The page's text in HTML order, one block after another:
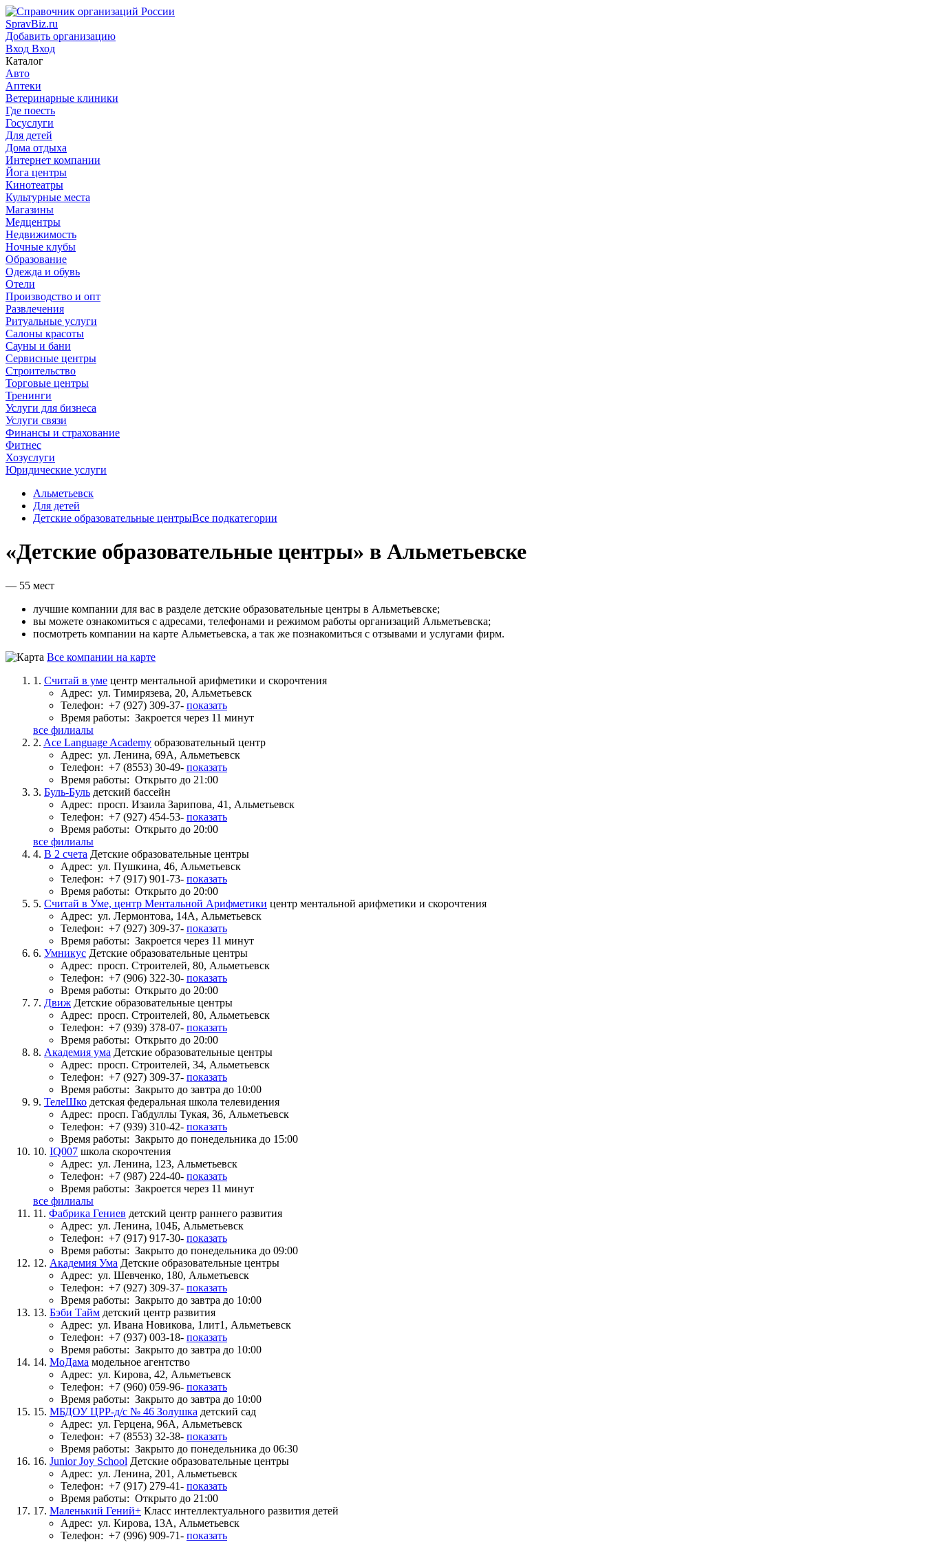
SpravBiz.ru
Добавить организацию
Вход Вход
Каталог
Авто
Аптеки
Ветеринарные клиники
Где поесть
Госуслуги
Для детей
Дома отдыха
Интернет компании
Йога центры
Кинотеатры
Культурные места
Магазины
Медцентры
Недвижимость
Ночные клубы
Образование
Одежда и обувь
Отели
Производство и опт
Развлечения
Ритуальные услуги
Салоны красоты
Сауны и бани
Сервисные центры
Строительство
Торговые центры
Тренинги
Услуги для бизнеса
Услуги связи
Финансы и страхование
Фитнес
Хозуслуги
Юридические услуги
Альметьевск
Для детей
Детские образовательные центрыВсе подкатегории
«Детские образовательные центры» в Альметьевске
— 55 мест
лучшие компании для вас в разделе детские образовательные центры в Альметьевске;
вы можете ознакомиться с адресами, телефонами и режимом работы организаций Альметьевска;
посмотреть компании на карте Альметьевска, а так же познакомиться с отзывами и услугами фирм.
Все компании на карте
1. Считай в уме центр ментальной арифметики и скорочтения
Адрес: ул. Тимирязева, 20, Альметьевск
Телефон: +7 (927) 309-37- показать
Время работы: Закроется через 11 минут
все филиалы
2. Ace Language Academy образовательный центр
Адрес: ул. Ленина, 69А, Альметьевск
Телефон: +7 (8553) 30-49- показать
Время работы: Открыто до 21:00
3. Буль-Буль детский бассейн
Адрес: просп. Изаила Зарипова, 41, Альметьевск
Телефон: +7 (927) 454-53- показать
Время работы: Открыто до 20:00
все филиалы
4. В 2 счета Детские образовательные центры
Адрес: ул. Пушкина, 46, Альметьевск
Телефон: +7 (917) 901-73- показать
Время работы: Открыто до 20:00
5. Считай в Уме, центр Ментальной Арифметики центр ментальной арифметики и скорочтения
Адрес: ул. Лермонтова, 14А, Альметьевск
Телефон: +7 (927) 309-37- показать
Время работы: Закроется через 11 минут
6. Умникус Детские образовательные центры
Адрес: просп. Строителей, 80, Альметьевск
Телефон: +7 (906) 322-30- показать
Время работы: Открыто до 20:00
7. Движ Детские образовательные центры
Адрес: просп. Строителей, 80, Альметьевск
Телефон: +7 (939) 378-07- показать
Время работы: Открыто до 20:00
8. Академия ума Детские образовательные центры
Адрес: просп. Строителей, 34, Альметьевск
Телефон: +7 (927) 309-37- показать
Время работы: Закрыто до завтра до 10:00
9. ТелеШко детская федеральная школа телевидения
Адрес: просп. Габдуллы Тукая, 36, Альметьевск
Телефон: +7 (939) 310-42- показать
Время работы: Закрыто до понедельника до 15:00
10. IQ007 школа скорочтения
Адрес: ул. Ленина, 123, Альметьевск
Телефон: +7 (987) 224-40- показать
Время работы: Закроется через 11 минут
все филиалы
11. Фабрика Гениев детский центр раннего развития
Адрес: ул. Ленина, 104Б, Альметьевск
Телефон: +7 (917) 917-30- показать
Время работы: Закрыто до понедельника до 09:00
12. Академия Ума Детские образовательные центры
Адрес: ул. Шевченко, 180, Альметьевск
Телефон: +7 (927) 309-37- показать
Время работы: Закрыто до завтра до 10:00
13. Бэби Тайм детский центр развития
Адрес: ул. Ивана Новикова, 1лит1, Альметьевск
Телефон: +7 (937) 003-18- показать
Время работы: Закрыто до завтра до 10:00
14. МоДама модельное агентство
Адрес: ул. Кирова, 42, Альметьевск
Телефон: +7 (960) 059-96- показать
Время работы: Закрыто до завтра до 10:00
15. МБДОУ ЦРР-д/с № 46 Золушка детский сад
Адрес: ул. Герцена, 96А, Альметьевск
Телефон: +7 (8553) 32-38- показать
Время работы: Закрыто до понедельника до 06:30
16. Junior Joy School Детские образовательные центры
Адрес: ул. Ленина, 201, Альметьевск
Телефон: +7 (917) 279-41- показать
Время работы: Открыто до 21:00
17. Маленький Гений+ Класс интеллектуального развития детей
Адрес: ул. Кирова, 13А, Альметьевск
Телефон: +7 (996) 909-71- показать